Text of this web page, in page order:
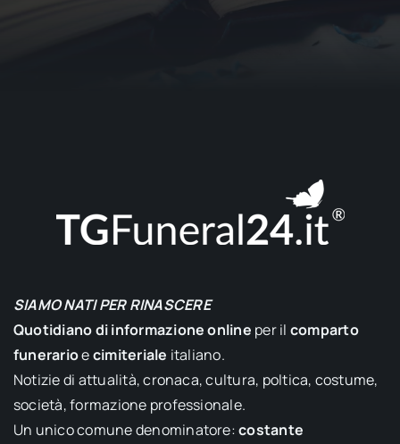
SIAMO NATI PER RINASCERE
Quotidiano di informazione online per il comparto
funerarioecimiteriale italiano.
Notizie di attualità, cronaca, cultura, poltica, costume,
società, formazione professionale.
Un unico comune denominatore:costante